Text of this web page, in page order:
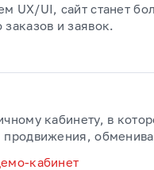
UX/UI, сайт станет
заказов и заявок.
кабинету, в
продвижения,
кабинет